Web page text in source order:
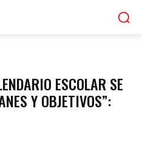
ESCOLAR SE
Y OBJETIVOS”: